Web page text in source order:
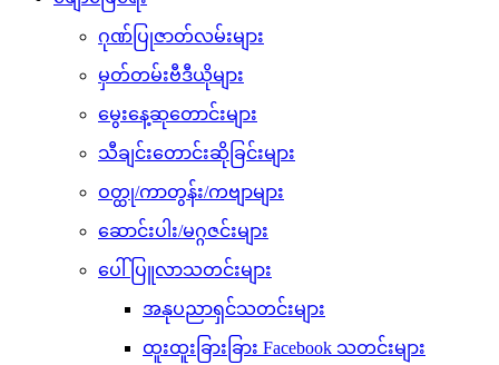
ဂုဏ်ပြုဇာတ်လမ်းများ
မှတ်တမ်းဗီဒီယိုများ
မွေးနေ့ဆုတောင်းများ
သီချင်းတောင်းဆိုခြင်းများ
ဝတ္ထု/ကာတွန်း/ကဗျာများ
ဆောင်းပါး/မဂ္ဂဇင်းများ
ပေါ်ပြူလာသတင်းများ
အနုပညာရှင်သတင်းများ
ထူးထူးခြားခြား Facebook သတင်းများ